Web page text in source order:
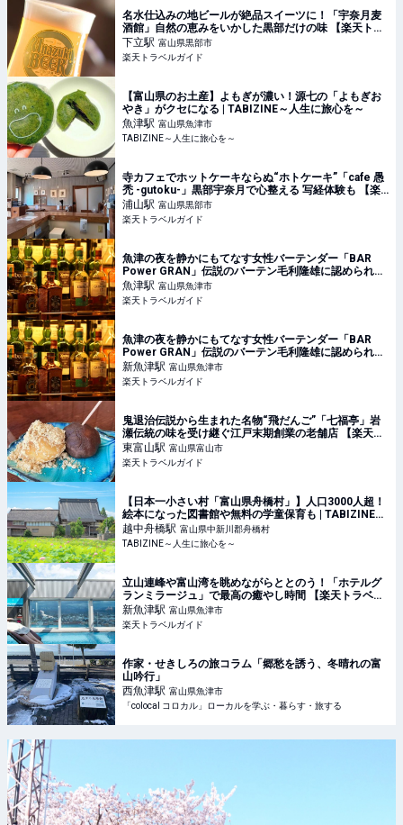
名水仕込みの地ビールが絶品スイーツに！「宇奈月麦
酒館」自然の恵みをいかした黒部だけの味 【楽天トラ
ベル】
下立駅 富山県黒部市
楽天トラベルガイド
【富山県のお土産】よもぎが濃い！源七の「よもぎお
やき」がクセになる | TABIZINE～人生に旅心を～
魚津駅 富山県魚津市
TABIZINE～人生に旅心を～
寺カフェでホットケーキならぬ“ホトケーキ”「cafe 愚
禿 -gutoku-」黒部宇奈月で心整える 写経体験も 【楽
天トラベル】
浦山駅 富山県黒部市
楽天トラベルガイド
魚津の夜を静かにもてなす女性バーテンダー「BAR
Power GRAN」伝説のバーテン毛利隆雄に認められた
オーセンティックバー 【楽天トラベル】
魚津駅 富山県魚津市
楽天トラベルガイド
魚津の夜を静かにもてなす女性バーテンダー「BAR
Power GRAN」伝説のバーテン毛利隆雄に認められた
オーセンティックバー 【楽天トラベル】
新魚津駅 富山県魚津市
楽天トラベルガイド
鬼退治伝説から生まれた名物“飛だんご”「七福亭」岩
瀬伝統の味を受け継ぐ江戸末期創業の老舗店 【楽天ト
ラベル】
東富山駅 富山県富山市
楽天トラベルガイド
【日本一小さい村「富山県舟橋村」】人口3000人超！
絵本になった図書館や無料の学童保育も | TABIZINE～
人生に旅心を～
越中舟橋駅 富山県中新川郡舟橋村
TABIZINE～人生に旅心を～
立山連峰や富山湾を眺めながらととのう！「ホテルグ
ランミラージュ」で最高の癒やし時間 【楽天トラベ
ル】
新魚津駅 富山県魚津市
楽天トラベルガイド
作家・せきしろの旅コラム「郷愁を誘う、冬晴れの富
山吟行」
西魚津駅 富山県魚津市
「colocal コロカル」ローカルを学ぶ・暮らす・旅する